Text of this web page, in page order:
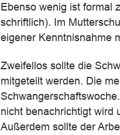
Ebenso wenig ist formal
schriftlich). Im
eigener Kenntnisnahme
Zweifellos sollte die
mitgeteilt werden. Die
nicht benachrichtigt wird
Außerdem sollte der